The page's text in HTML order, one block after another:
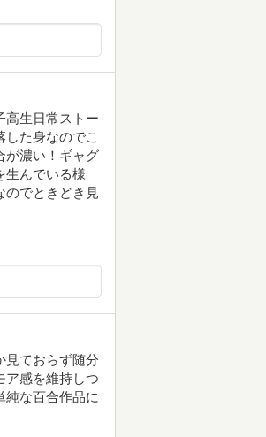
高生日常ストー
た身なのでこ
が濃い！ギャグ
生んでいる様
のでときどき見
見ておらず随分
ア感を維持しつ
純な百合作品に